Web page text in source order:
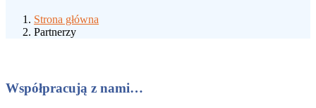
Strona główna
Partnerzy
Współpracują z nami…